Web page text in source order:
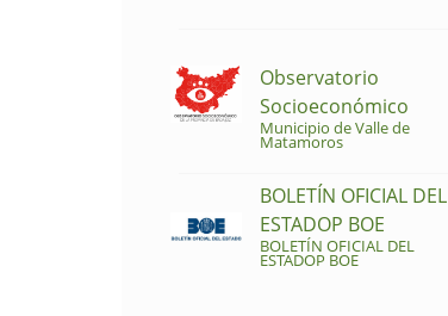
Observatorio
Socioeconómico
Municipio de Valle de
Matamoros
BOLETÍN OFICIAL DEL
ESTADOP BOE
BOLETÍN OFICIAL DEL
ESTADOP BOE